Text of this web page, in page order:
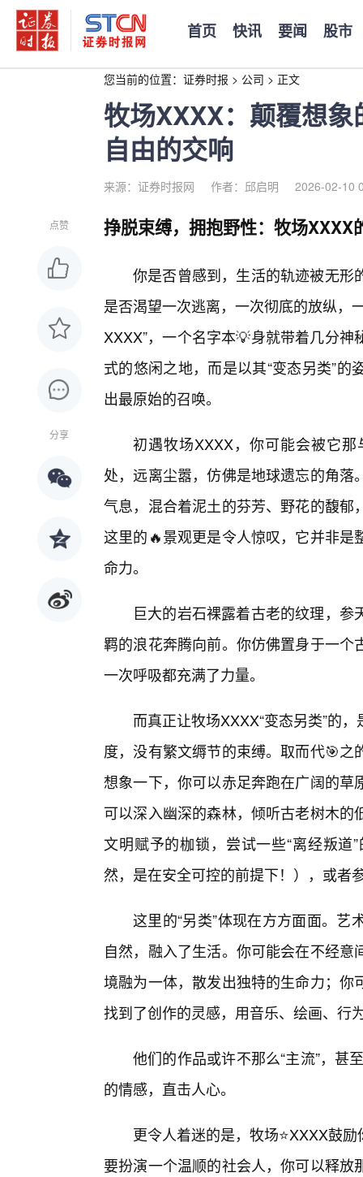
首页 快讯 要闻 股市
您当前的位置： 证券时报 > 公司 > 正文
牧场XXXX：颠覆想
自由的交响
来源：证券时报网 作者：邱启明 2026-02-10
点赞
分享
挣脱束缚，拥抱野性：牧场XXXX
你是否曾感到，生活的轨迹被无形
是否渴望一次逃离，一次彻底的放纵，
XXXX”，一个名字本💡身就带着几分
式的悠闲之地，而是以其“变态另类”
出最原始的召唤。
初遇牧场XXXX，你可能会被它
处，远离尘嚣，仿佛是地球遗忘的角
气息，混合着泥土的芬芳、野花的馥
这里的🔥景观更是令人惊叹，它并非
命力。
巨大的岩石裸露着古老的纹理，
羁的浪花奔腾向前。你仿佛置身于一
一次呼吸都充满了力量。
而真正让牧场XXXX“变态另类”的
度，没有繁文缛节的束缚。取而代🎯
想象一下，你可以赤足奔跑在广阔的
可以深入幽深的森林，倾听古老树木
文明赋予的枷锁，尝试一些“离经叛
然，是在安全可控的前提下！），或者
这里的“另类”体现在方方面面。
自然，融入了生活。你可能会在不经
境融为一体，散发出独特的生命力；
找到了创作的灵感，用音乐、绘画、行
他们的作品或许不那么“主流”，甚
的情感，直击人心。
更令人着迷的是，牧场⭐XXXX鼓
要扮演一个温顺的社会人，你可以释